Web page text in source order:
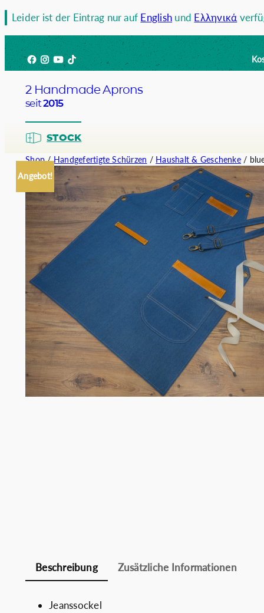
Zum
springen
Leider ist der Eintrag nur auf English und Ελληνικά
Facebook
Instagram
YouTube
TikTok
2 Handmade Aprons
seit2015
STOCK
Barista
Kellner
Somelie
Shop/Handgefertigte Schürzen / Haushalt & Geschenke/
Angebot!
Beschreibung Zusätzliche Informationen
Jeanssockel